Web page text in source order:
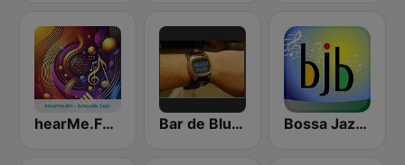
hearMe.FM Smooth Jazz Bar de Blues Radio Bossa Jazz Brasil